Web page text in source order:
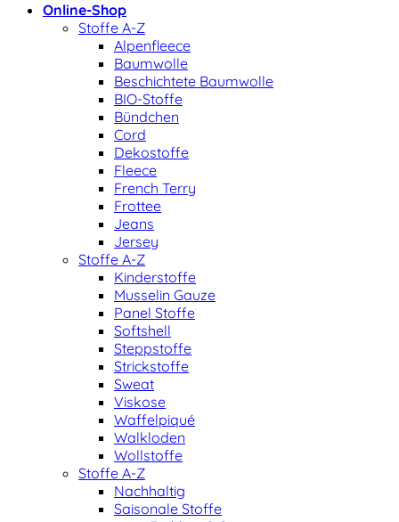
Online-Shop
Stoffe A-Z
Alpenfleece
Baumwolle
Beschichtete Baumwolle
BIO-Stoffe
Bündchen
Cord
Dekostoffe
Fleece
French Terry
Frottee
Jeans
Jersey
Stoffe A-Z
Kinderstoffe
Musselin Gauze
Panel Stoffe
Softshell
Steppstoffe
Strickstoffe
Sweat
Viskose
Waffelpiqué
Walkloden
Wollstoffe
Stoffe A-Z
Nachhaltig
Saisonale Stoffe